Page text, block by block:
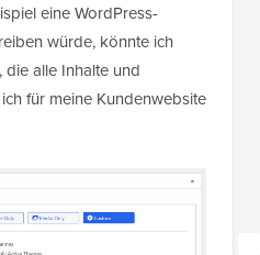
eine WordPress-
würde, könnte ich
die alle Inhalte und
für meine Kundenwebsite